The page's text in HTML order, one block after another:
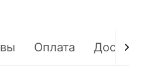
Оплата